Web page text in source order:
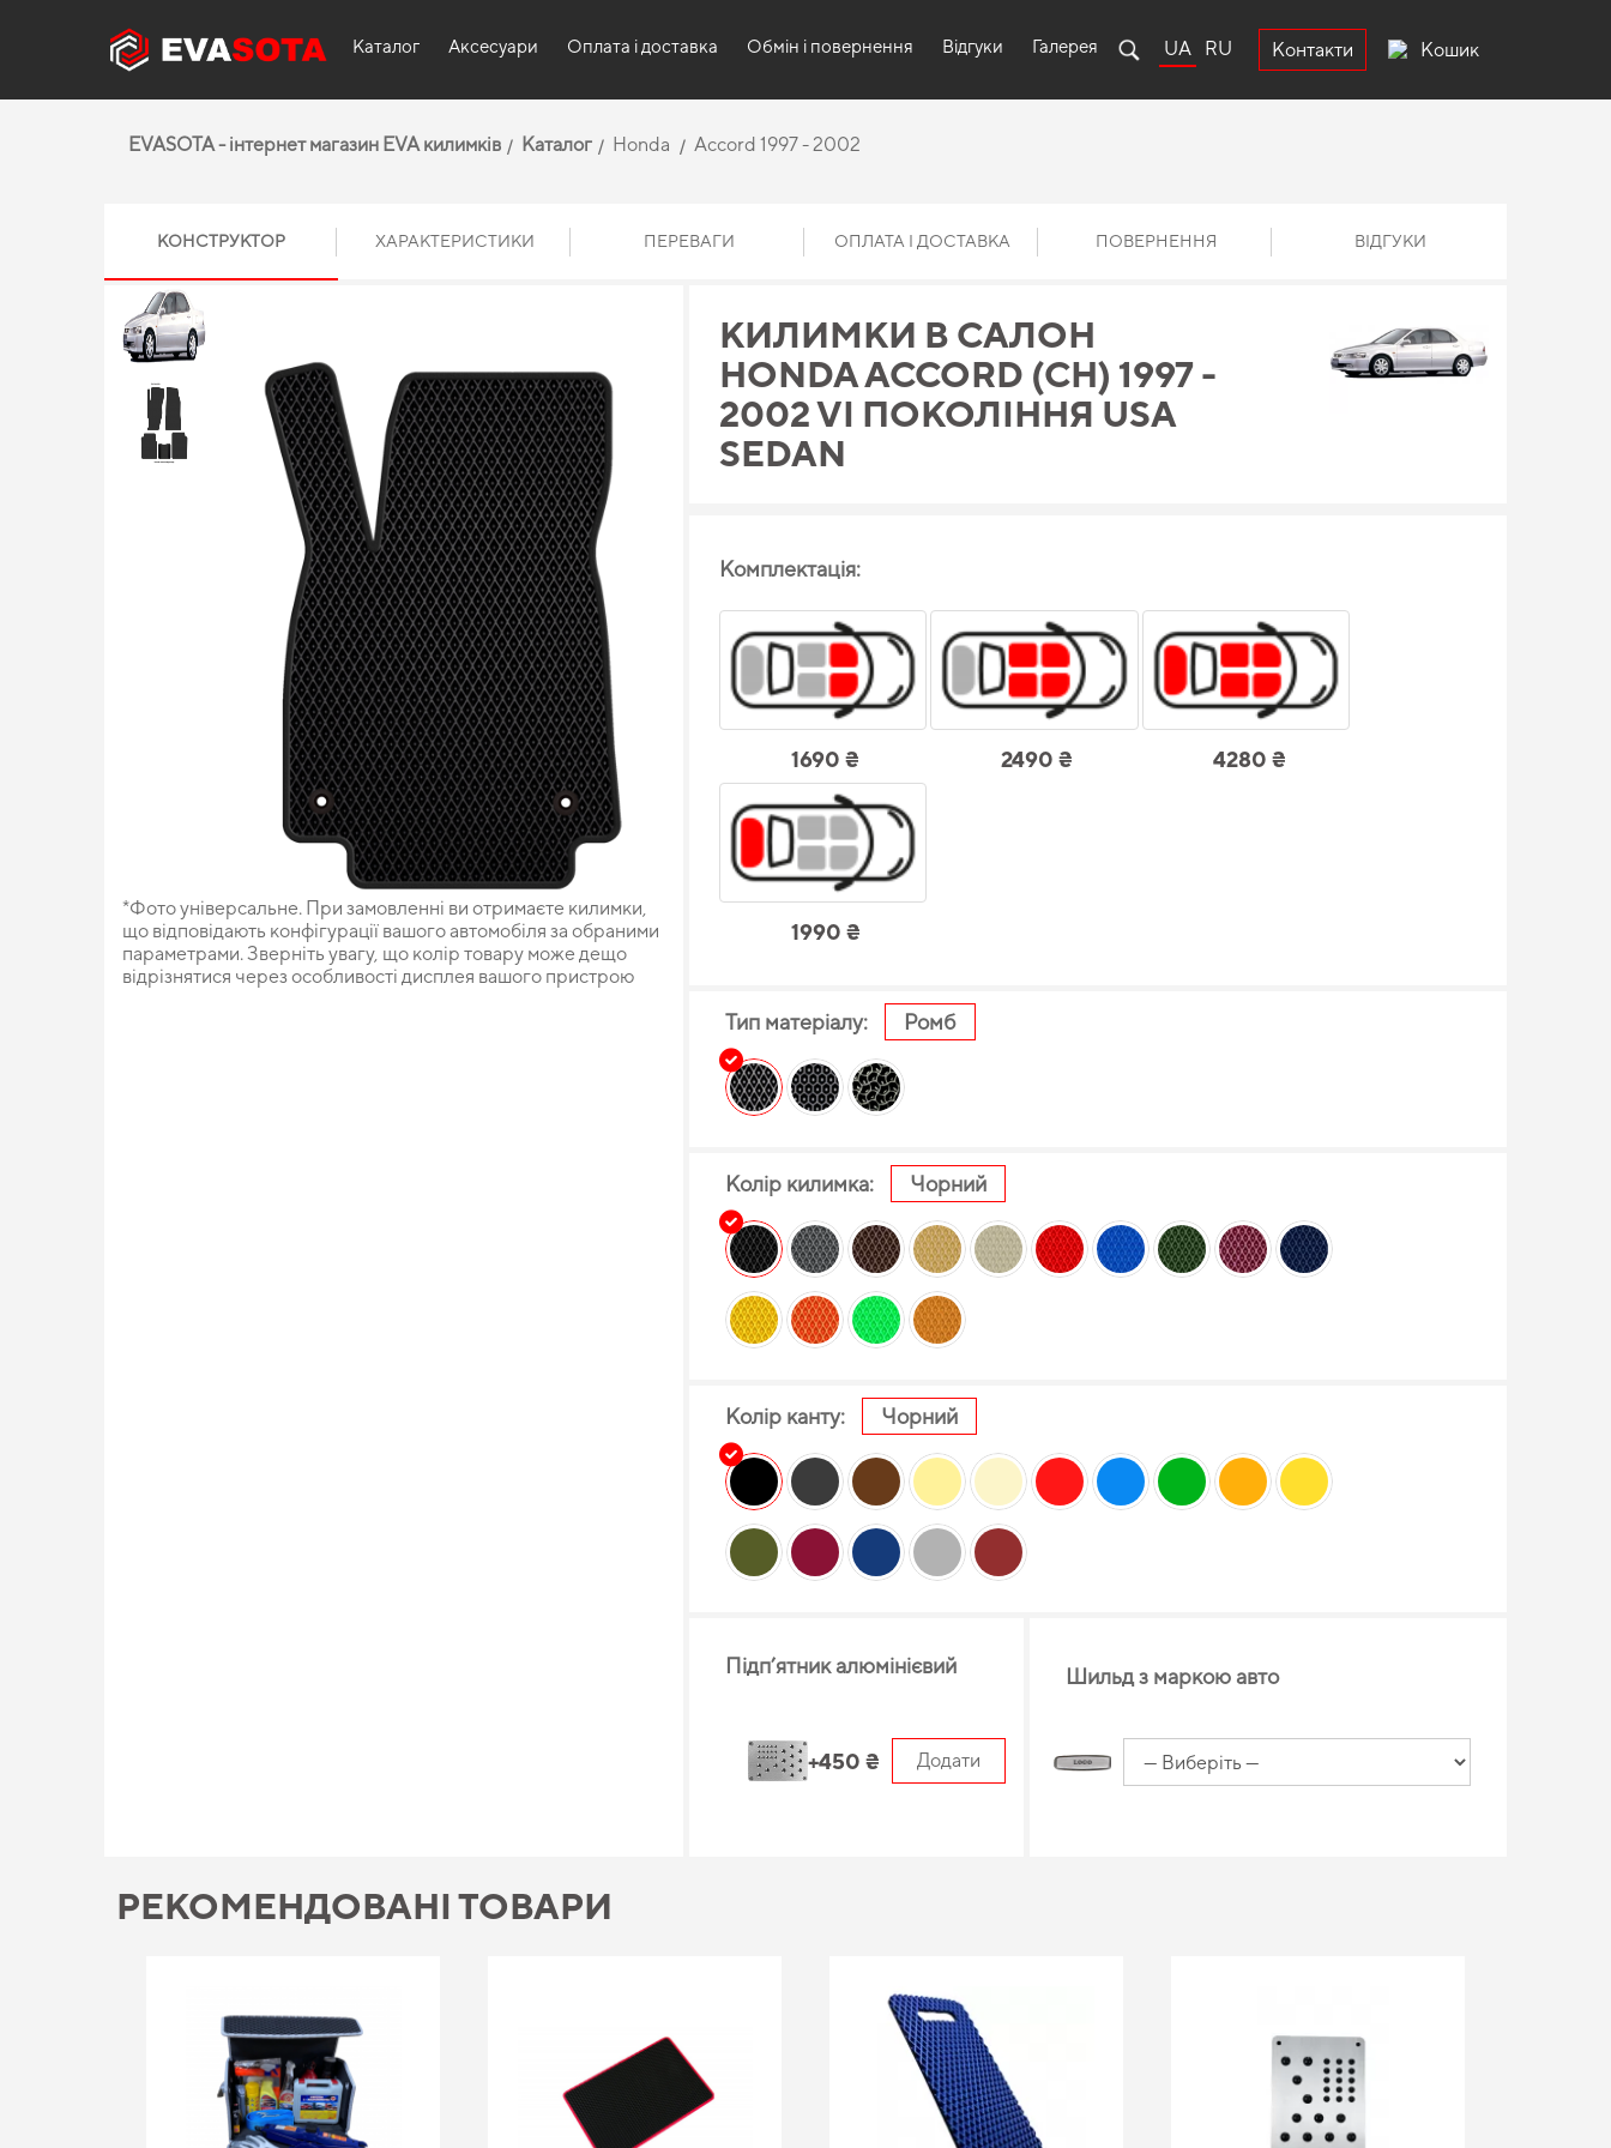
Каталог Аксесуари Оплата і доставка Обмін і повернення Відгуки Галерея UA RU Контакти Кошик
EVASOTA - інтернет магазин EVA килимків Каталог Honda Accord 1997 - 2002
КОНСТРУКТОР ХАРАКТЕРИСТИКИ ПЕРЕВАГИ ОПЛАТА І ДОСТАВКА ПОВЕРНЕННЯ ВІДГУКИ
*Фото універсальне. При замовленні ви отримаєте килимки,
що відповідають конфігурації вашого автомобіля за обраними
параметрами. Зверніть увагу, що колір товару може дещо
відрізнятися через особливості дисплея вашого пристрою
КИЛИМКИ В САЛОН
HONDA ACCORD (CH) 1997 -
2002 VI ПОКОЛІННЯ USA
SEDAN
Комплектація:
1690 ₴ 2490 ₴ 4280 ₴
1990 ₴
Тип матеріалу: Ромб
Колір килимка: Чорний
Колір канту: Чорний
Підп’ятник алюмінієвий
+450 ₴ Додати
Шильд з маркою авто
РЕКОМЕНДОВАНІ ТОВАРИ